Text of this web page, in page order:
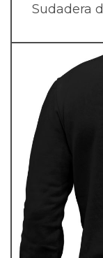
Sudadera